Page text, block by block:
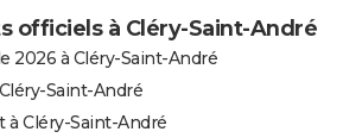
officiels à Cléry-Saint-André
2026 à Cléry-Saint-André
Saint-André
à Cléry-Saint-André